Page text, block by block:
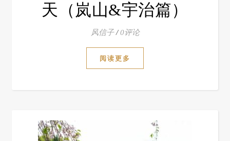
天（岚山&宇治篇）
风信子 / 0评论
阅读更多